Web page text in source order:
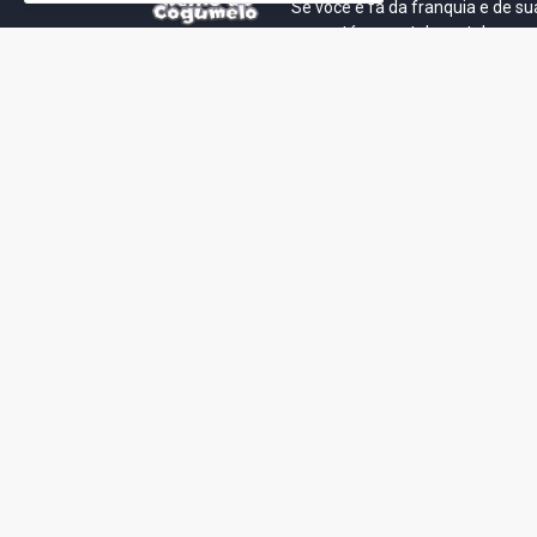
Se você é fã da franquia e de
que está no castelo certo!